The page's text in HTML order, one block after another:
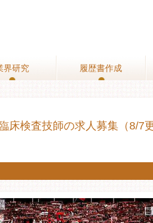
界研究
界研究 履歴書作成
履歴書作成
床検査技師の求人募集（8/7